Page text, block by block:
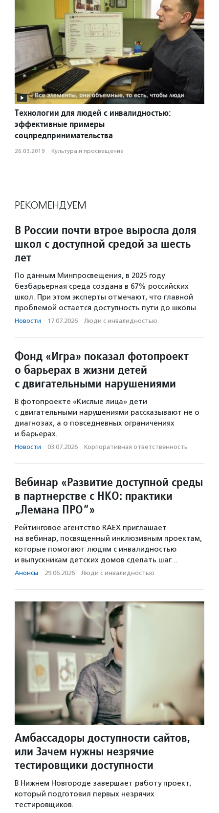
Технологии для людей с инвалидностью:
эффективные примеры
соцпредпринимательства
26.03.2019 · Культура и просвещение
РЕКОМЕНДУЕМ
В России почти втрое выросла доля
школ с доступной средой за шесть
лет
По данным Минпросвещения, в 2025 году
безбарьерная среда создана в 67% российских
школ. При этом эксперты отмечают, что главной
проблемой остается доступность пути до школы.
Новости · 17.07.2026 · Люди с инвалидностью
Фонд «Игра» показал фотопроект
о барьерах в жизни детей
с двигательными нарушениями
В фотопроекте «Кислые лица» дети
с двигательными нарушениями рассказывают не о
диагнозах, а о повседневных ограничениях
и барьерах.
Новости · 03.07.2026 · Корпоративная ответственность
Вебинар «Развитие доступной среды
в партнерстве с НКО: практики
„Лемана ПРО“»
Рейтинговое агентство RAEX приглашает
на вебинар, посвященный инклюзивным проектам,
которые помогают людям с инвалидностью
и выпускникам детских домов сделать шаг…
Анонсы · 29.06.2026 · Люди с инвалидностью
Амбассадоры доступности сайтов,
или Зачем нужны незрячие
тестировщики доступности
В Нижнем Новгороде завершает работу проект,
который подготовил первых незрячих
тестировщиков.